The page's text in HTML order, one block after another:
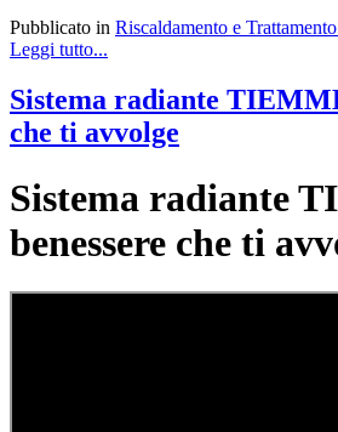
Pubblicato in Riscaldamento e
Leggi tutto...
Sistema radiante
che ti avvolge
Sistema radiante
benessere che ti